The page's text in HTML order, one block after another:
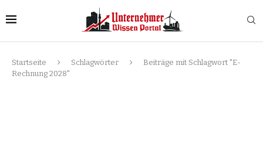
Startseite Schlagwörter
Beiträge mit Schlagwort "E-
Rechnung 2028"